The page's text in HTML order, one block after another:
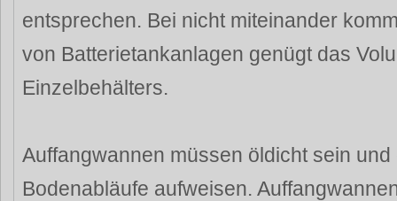
entsprechen. Bei nicht miteinander
von Batterietankanlagen genügt das
Einzelbehälters.
Auffangwannen müssen öldicht sein
Bodenabläufe aufweisen.